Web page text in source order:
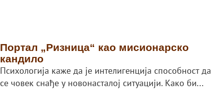
Портал „Ризница“ као мисионарско
кандило
Психологија каже да је интелигенција способност да
се човек снађе у новонасталој ситуацији. Како би...